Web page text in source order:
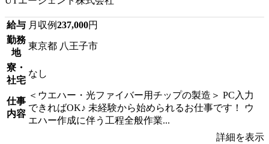
給与 月収例237,000円
勤務
地
東京都 八王子市
寮・
社宅
なし
仕事
内容
＜ウエハー・光ファイバー用チップの製造＞ PC入力
できればOK♪ 未経験から始められるお仕事です！ ウ
エハー作成に伴う工程全般作業...
詳細を表示